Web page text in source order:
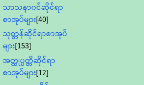
သာသနာ၀င်ဆိုင်ရာ
စာအုပ်များ[40]
သုတ္တန်ဆိုင်ရာစာအုပ်
များ[153]
အတ္ထုပ္ပတ္တိဆိုင်ရာ
စာအုပ်များ[12]